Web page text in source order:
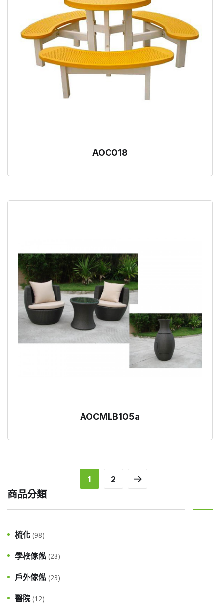
AOC018
AOCMLB105a
1 2
商品分類
梳化 (98)
學校傢俬 (28)
戶外傢俬 (23)
醫院 (12)